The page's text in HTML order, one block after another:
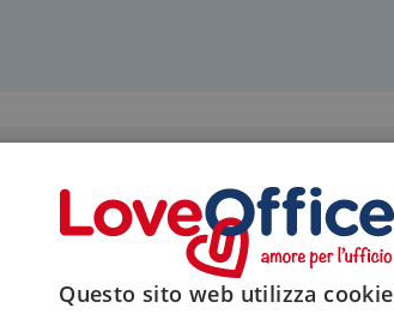
Questo sito web utilizza cookie